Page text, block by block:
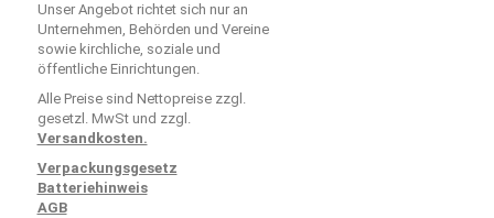
Unser Angebot richtet sich nur an
Unternehmen, Behörden und Vereine
sowie kirchliche, soziale und
öffentliche Einrichtungen.
Alle Preise sind Nettopreise zzgl.
gesetzl. MwSt und zzgl.
Versandkosten.
Verpackungsgesetz
Batteriehinweis
AGB